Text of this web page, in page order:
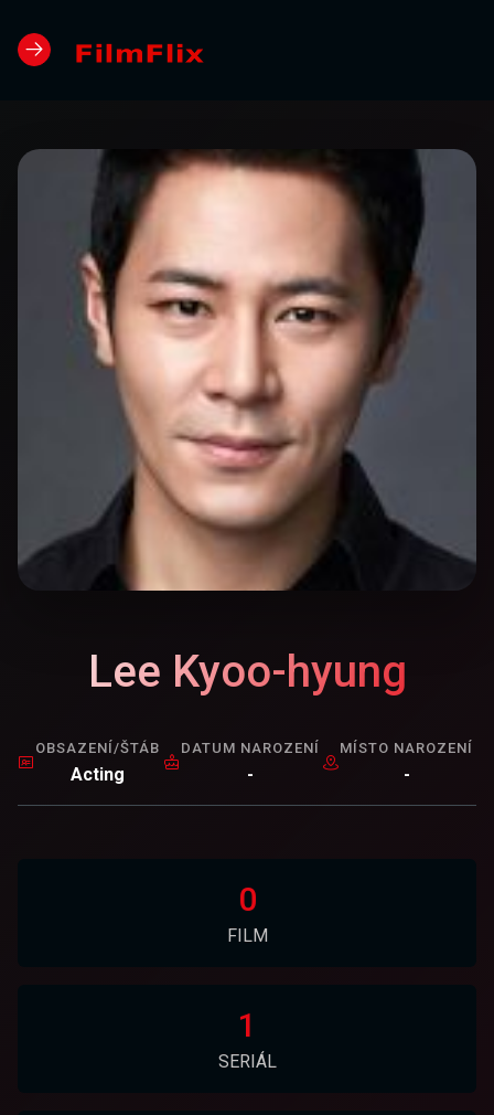
Lee Kyoo-hyung
OBSAZENÍ/ŠTÁB
Acting
DATUM NAROZENÍ
-
MÍSTO NAROZENÍ
-
0
FILM
1
SERIÁL